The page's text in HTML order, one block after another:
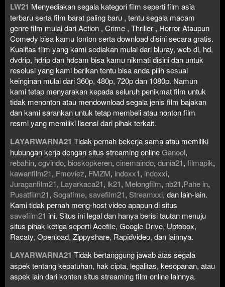
LW21 Menyediakan segala kategori film seperti film asia
terbaru serta film barat paling baru , tentu segala macam
genre film mulai dari Action , Crime , Thriller , Horror Ataupun
Comedy bisa kamu tonton serta download disini secara gratis.
Kualitas film yang kami sediakan mulai dari bluray, web-dl, hd,
dvdrip, hdrip dan hdcam bisa kamu nikmati disini dan untuk
resolusi yang kami berikan tentu bisa anda pilih sesuai
keinginan mulai dari 360p, 480p, 720p dan 1080p. Namun
kami tetap menyarakan kepada seluruh penikmat film untuk
tidak menonton atau mendownload segala jenis film bajakan
dan kami sarankan untuk tetap membeli atau nonton film
resmi yang memiliki lisensi dari pihak terkait.
LAYARWARNA21 Tidak pernah bekerja sama atau memiliki
hubungan kerja dengan situs streaming onlineGanool,
rebahin, cgvindo, bioskopkeren, cinemaindo, dunia21, filmapik,
kawanfilm21, Fmoviez, FMZM, indoxx1, indoxxi,
Juraganfilm21, Layarkaca21, lk21, Melongfilm, nb21,Pahe in,
Pusatfilm21, Sogafime, savefilm21, Streamxxi, dan lain-lain.
Kami tidak pernah meng-host video apapun di situs
savefilm21 ini. Situs ini legal dan hanya berisi tautan menuju
situs pihak ketiga seperti Acefile, Google Drive, Uptobox,
Racaty, Openload, Zippyshare, Rapidvideo, dan lainnya.
LAYARWARNA21 Tidak bertanggung jawab atas segala
aspek tentang kepatuhan, hak cipta, legalitas, kesopanan, atau
aspek lain dari konten situs streaming film online lainnya.